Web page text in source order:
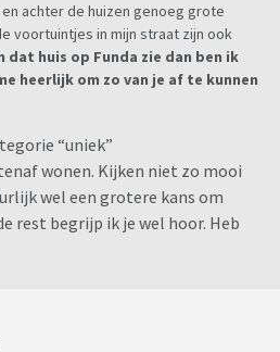
achter de huizen genoeg grote
voortuintjes in mijn straat zijn ook
dat huis op Funda zie dan ben ik
heerlijk om zo van je af te kunnen
“uniek”
wonen. Kijken niet zo mooi
wel een grotere kans om
rest begrijp ik je wel hoor. Heb